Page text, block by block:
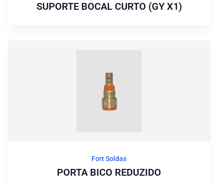
SUPORTE BOCAL CURTO (GY X1)
Fort Soldas
PORTA BICO REDUZIDO